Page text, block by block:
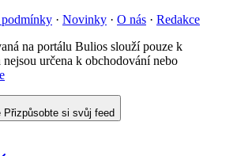
· Novinky · O nás · Redakce
na portálu Bulios slouží pouze k
určena k obchodování nebo
Přizpůsobte si svůj feed